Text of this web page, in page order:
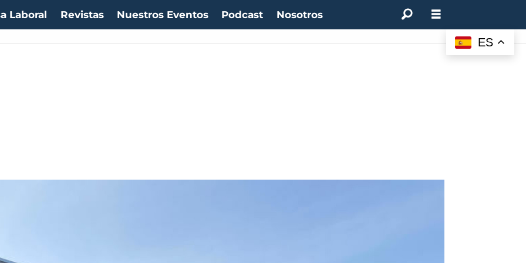
Laboral Revistas Nuestros Eventos Podcast Nosotros
ES